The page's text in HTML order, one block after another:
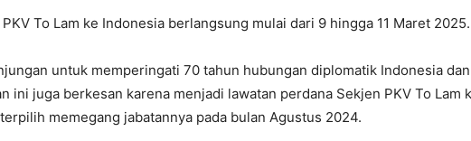
To Lam ke Indonesia berlangsung mulai dari 9 hingga 11 Maret 2025.
untuk memperingati 70 tahun hubungan diplomatik Indonesia dan
ini juga berkesan karena menjadi lawatan perdana Sekjen PKV To Lam
memegang jabatannya pada bulan Agustus 2024.